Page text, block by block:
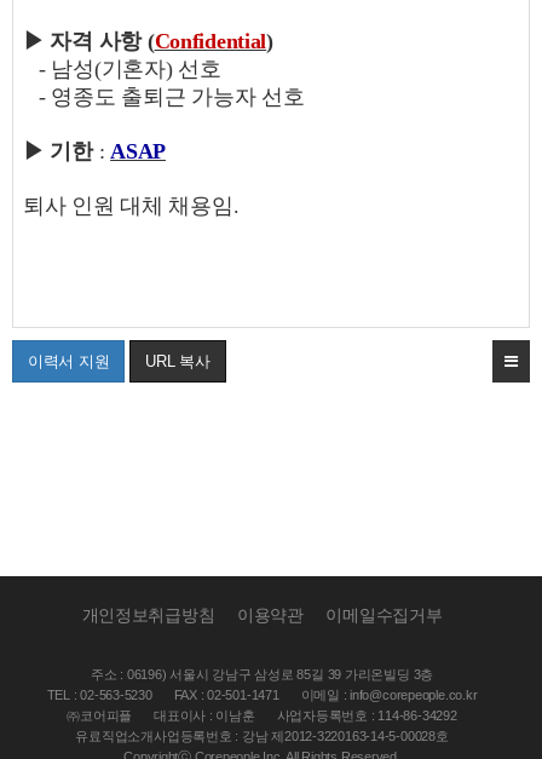
▶ 자격 사항(Confidential)
- 남성(기혼자) 선호
- 영종도 출퇴근 가능자 선호
▶ 기한:ASAP
퇴사 인원 대체 채용임.
이력서 지원 URL 복사
개인정보취급방침 이용약관 이메일수집거부
주소 : 06196) 서울시 강남구 삼성로 85길 39 가리온빌딩 3층
TEL : 02-563-5230
FAX : 02-501-1471
이메일 : info@corepeople.co.kr
㈜코어피플
대표이사 : 이남훈
사업자등록번호 : 114-86-34292
유료직업소개사업등록번호 : 강남 제2012-3220163-14-5-00028호